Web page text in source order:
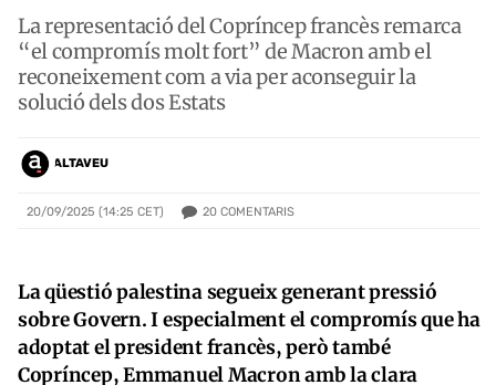
La representació del Copríncep francès remarca
“el compromís molt fort” de Macron amb el
reconeixement com a via per aconseguir la
solució dels dos Estats
ALTAVEU
20/09/2025 (14:25 CET) 20 COMENTARIS
La qüestió palestina segueix generant pressió
sobre Govern. I especialment el compromís que ha
adoptat el president francès, però també
Copríncep, Emmanuel Macron amb la clara